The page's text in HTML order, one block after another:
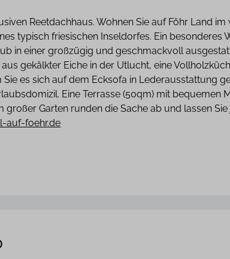
Reetdachhaus. Wohnen Sie auf Föhr Land
typisch friesischen Inseldorfes. Ein besonderes
in einer großzügig und geschmackvoll
gekälkter Eiche in der Utlucht, eine
es sich auf dem Ecksofa in Lederausstattung
Eine Terrasse (50qm) mit bequemen
großer Garten runden die Sache ab und lassen
auf-foehr.de